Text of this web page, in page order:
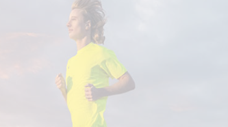
IN DEN
WARENKORB